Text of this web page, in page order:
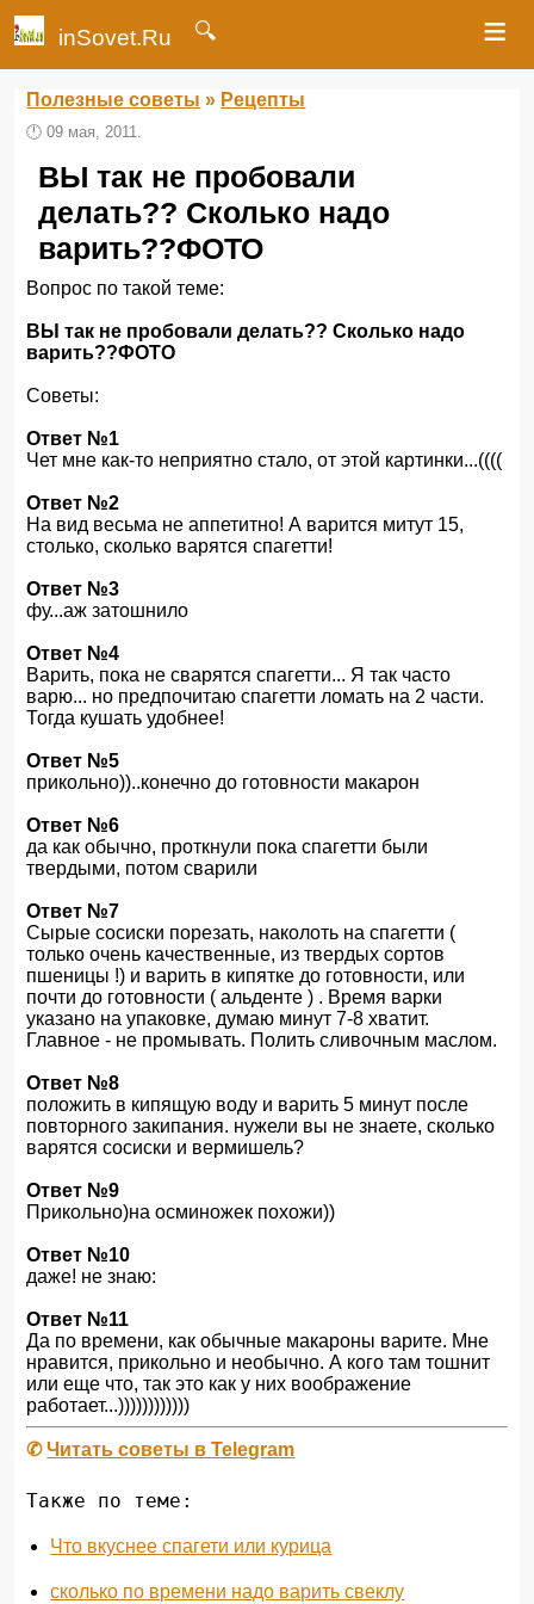
inSovet.Ru 🔍 ≡
Полезные советы » Рецепты
🕛09 мая, 2011.
ВЫ так не пробовали
делать?? Сколько надо
варить??ФОТО
Вопрос по такой теме:
ВЫ так не пробовали делать?? Сколько надо
варить??ФОТО
Советы:
Ответ №1
Чет мне как-то неприятно стало, от этой картинки...((((
Ответ №2
На вид весьма не аппетитно! А варится митут 15,
столько, сколько варятся спагетти!
Ответ №3
фу...аж затошнило
Ответ №4
Варить, пока не сварятся спагетти... Я так часто
варю... но предпочитаю спагетти ломать на 2 части.
Тогда кушать удобнее!
Ответ №5
прикольно))..конечно до готовности макарон
Ответ №6
да как обычно, проткнули пока спагетти были
твердыми, потом сварили
Ответ №7
Сырые сосиски порезать, наколоть на спагетти (
только очень качественные, из твердых сортов
пшеницы !) и варить в кипятке до готовности, или
почти до готовности ( альденте ) . Время варки
указано на упаковке, думаю минут 7-8 хватит.
Главное - не промывать. Полить сливочным маслом.
Ответ №8
положить в кипящую воду и варить 5 минут после
повторного закипания. нужели вы не знаете, сколько
варятся сосиски и вермишель?
Ответ №9
Прикольно)на осминожек похожи))
Ответ №10
даже! не знаю:
Ответ №11
Да по времени, как обычные макароны варите. Мне
нравится, прикольно и необычно. А кого там тошнит
или еще что, так это как у них воображение
работает...))))))))))))
✆Читать советы в Telegram
Также по теме:
Что вкуснее спагети или курица
сколько по времени надо варить свеклу